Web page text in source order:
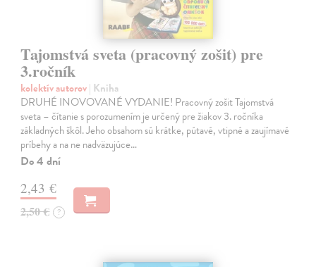
Tajomstvá sveta (pracovný zošit) pre
3.ročník
kolektív autorov| Kniha
DRUHÉ INOVOVANÉ VYDANIE! Pracovný zošit Tajomstvá
sveta – čítanie s porozumením je určený pre žiakov 3. ročníka
základných škôl. Jeho obsahom sú krátke, pútavé, vtipné a zaujímavé
príbehy a na ne nadväzujúce…
Do 4 dní
2,43 €
2,50 € ?